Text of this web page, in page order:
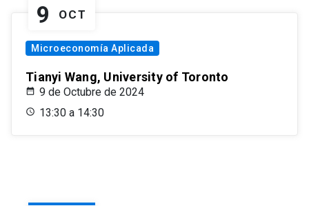
9 OCT
Microeconomía Aplicada
Tianyi Wang, University of Toronto
9 de Octubre de 2024
13:30 a 14:30